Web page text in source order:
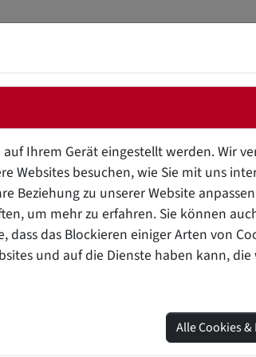
bei der einSprinklerkopfaktiviert
ausgestattet, das bei Erreichen
Ihrem Gerät eingestellt werden. Wir
Websites besuchen, wie Sie mit uns
Beziehung zu unserer Website
um mehr zu erfahren. Sie können
dass das Blockieren einiger Arten von
und auf die Dienste haben kann,
Alle Cookies